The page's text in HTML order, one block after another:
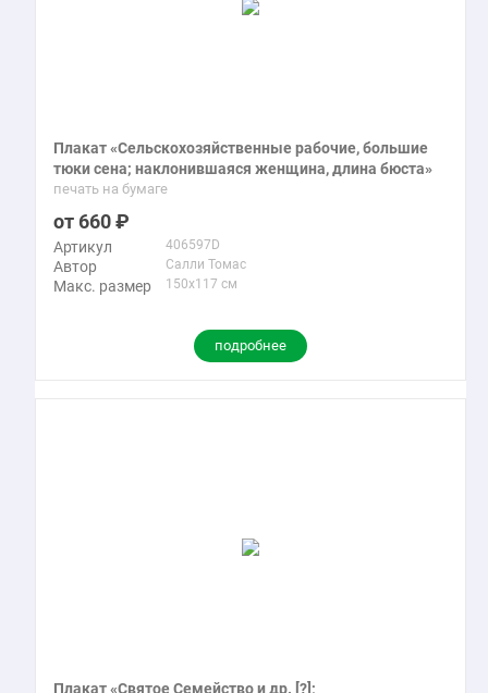
Плакат «Сельскохозяйственные рабочие, большие
тюки сена; наклонившаяся женщина, длина бюста»
печать на бумаге
660
Артикул 406597D
Автор Салли Томас
Макс. размер 150x117 см
подробнее
Плакат «Святое Семейство и др. [?];